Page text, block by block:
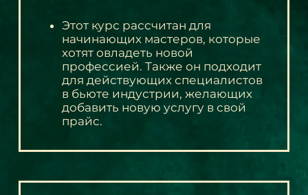
Этот курс рассчитан для
начинающих мастеров, которые
хотят овладеть новой
профессией. Также он подходит
для действующих специалистов
в бьюте индустрии, желающих
добавить новую услугу в свой
прайс.